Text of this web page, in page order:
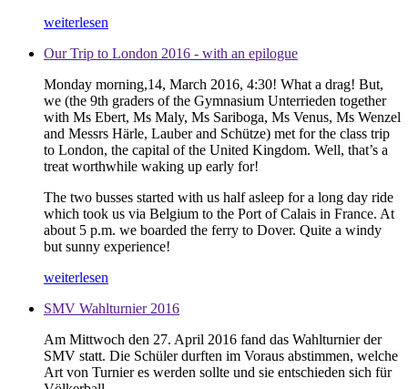
weiterlesen
Our Trip to London 2016 - with an epilogue
Monday morning,14, March 2016, 4:30! What a drag! But,
we (the 9th graders of the Gymnasium Unterrieden together
with Ms Ebert, Ms Maly, Ms Sariboga, Ms Venus, Ms Wenzel
and Messrs Härle, Lauber and Schütze) met for the class trip
to London, the capital of the United Kingdom. Well, that’s a
treat worthwhile waking up early for!
The two busses started with us half asleep for a long day ride
which took us via Belgium to the Port of Calais in France. At
about 5 p.m. we boarded the ferry to Dover. Quite a windy
but sunny experience!
weiterlesen
SMV Wahlturnier 2016
Am Mittwoch den 27. April 2016 fand das Wahlturnier der
SMV statt. Die Schüler durften im Voraus abstimmen, welche
Art von Turnier es werden sollte und sie entschieden sich für